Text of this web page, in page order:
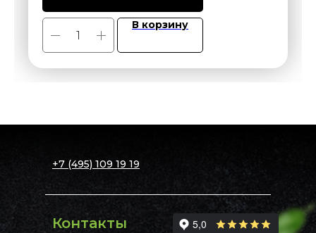
В корзину
+7 (495) 109 19 19
Контакты